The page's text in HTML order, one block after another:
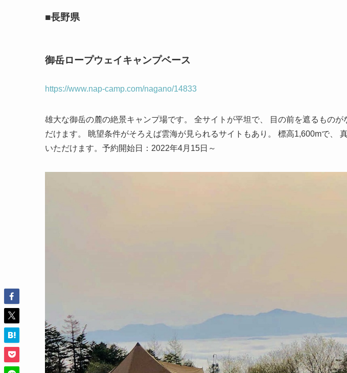
■長野県
御岳ロープウェイキャンプベース
https://www.nap-camp.com/nagano/14833
雄大な御岳の麓の絶景キャンプ場です。 全サイトが平坦で、 目の前を遮るものが
だけます。 眺望条件がそろえば雲海が見られるサイトもあり。 標高1,600mで、
いただけます。予約開始日：2022年4月15日～